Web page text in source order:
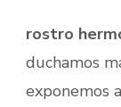
rostro
duchamos
exponemos